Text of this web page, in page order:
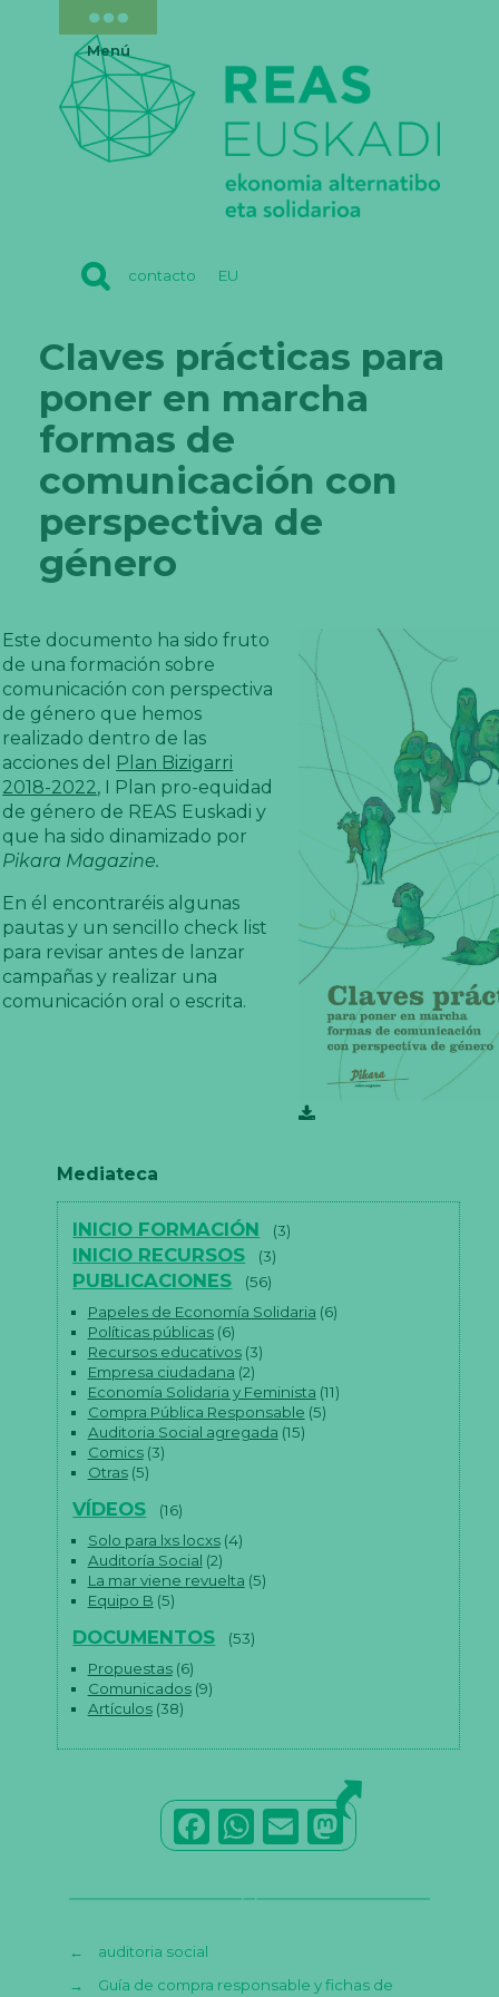
contacto EU
Menú
Claves prácticas para
poner en marcha
formas de
comunicación con
perspectiva de
género
Este documento ha sido fruto
de una formación sobre
comunicación con perspectiva
de género que hemos
realizado dentro de las
acciones del
Plan Bizigarri
2018-2022, I Plan pro-equidad
de género de REAS Euskadi y
que ha sido dinamizado por
Pikara Magazine.
En él encontraréis algunas
pautas y un sencillo check list
para revisar antes de lanzar
campañas y realizar una
comunicación oral o escrita.
Mediateca
INICIO FORMACIÓN (3)
INICIO RECURSOS (3)
PUBLICACIONES
(56)
Papeles de Economía Solidaria (6)
Políticas públicas(6)
Recursos educativos(3)
Empresa ciudadana (2)
Economía Solidaria y Feminista (11)
Compra Pública Responsable (5)
Auditoria Social agregada (15)
Comics(3)
Otras(5)
VÍDEOS
(16)
Solo para lxs locxs(4)
Auditoría Social (2)
La mar viene revuelta (5)
Equipo B (5)
DOCUMENTOS
(53)
Propuestas(6)
Comunicados(9)
Artículos(38)
F
a
c
W
h
a
E
m
ai
M
a
st
←
auditoria social
→
Guía de compra responsable y fichas de